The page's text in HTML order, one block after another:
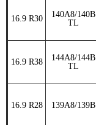
16.9 R30
140A8/140B
TL
16.9 R38
144A8/144B
TL
16.9 R28 139A8/139B